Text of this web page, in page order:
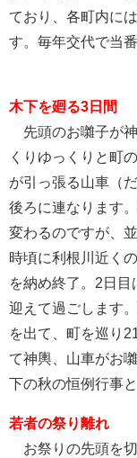
ており、各町内に
す。毎年交代で当
木下を廻る3日間
先頭のお囃子が
くりゆっくりと町
が引っ張る山車（
後ろに連なります
変わるのですが、
時頃に利根川近く
を納め終了。2日
迎えて過ごします
を出て、町を巡り
て神輿、山車がお
下の秋の恒例行事
若者の祭り離れ
お祭りの先頭を切